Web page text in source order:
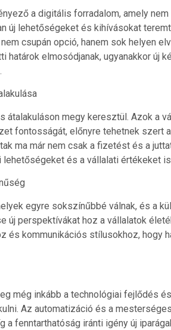
a digitális forradalom, amely
új lehetőségeket és kihívásokat
csupán opció, hanem sok helyen
határok elmosódjanak, ugyanakkor új
átalakuláson megy keresztül. Azok a
fontosságát, előnyre tehetnek szert
ma már nem csak a fizetést és a
és a vállalati értékeket
egyre sokszínűbbé válnak, és a
új perspektívákat hoz a vállalatok
és kommunikációs stílusokhoz, hogy
még inkább a technológiai fejlődés
Az automatizáció és a
a fenntarthatóság iránti igény új